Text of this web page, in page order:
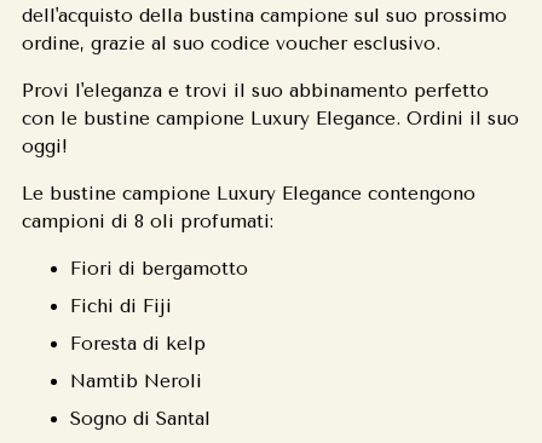
dell'acquisto della bustina campione sul suo prossimo
ordine, grazie al suo codice voucher esclusivo.
Provi l'eleganza e trovi il suo abbinamento perfetto
con le bustine campione Luxury Elegance. Ordini il suo
oggi!
Le bustine campione Luxury Elegance contengono
campioni di 8 oli profumati:
Fiori di bergamotto
Fichi di Fiji
Foresta di kelp
Namtib Neroli
Sogno di Santal